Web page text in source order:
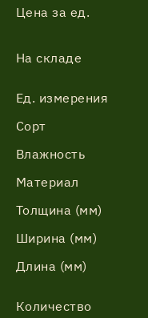
Цена за ед.
На складе
Ед. измерения
Сорт
Влажность
Материал
Толщина (мм)
Ширина (мм)
Длина (мм)
Количество